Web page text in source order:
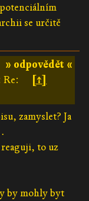
se určitě
» odpovědět «
[↑]
zamyslet? Ja
to uz
by mohly byt